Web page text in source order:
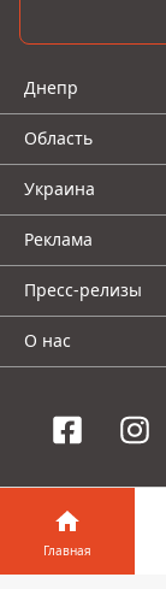
Днепр
Область
Украина
Реклама
Пресс-релизы
О нас
Информатор
Главная